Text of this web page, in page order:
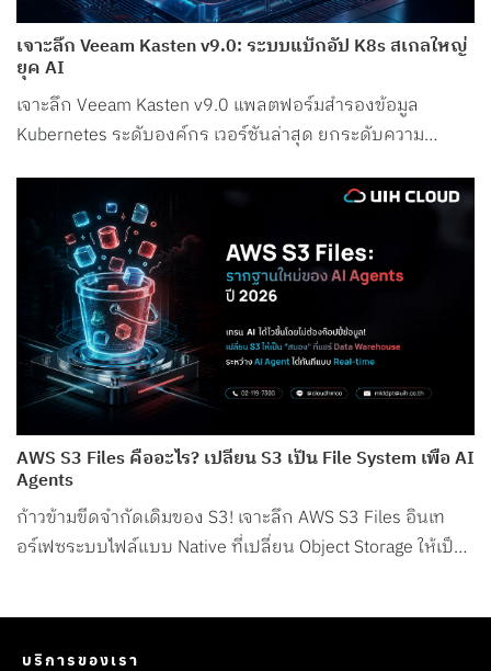
เจาะลึก Veeam Kasten v9.0: ระบบแบ็กอัป K8s สเกลใหญ่
ยุค AI
เจาะลึก Veeam Kasten v9.0 แพลตฟอร์มสำรองข้อมูล
Kubernetes ระดับองค์กร เวอร์ชันล่าสุด ยกระดับความ
AWS S3 Files คืออะไร? เปลี่ยน S3 เป็น File System เพื่อ AI
Agents
ก้าวข้ามขีดจำกัดเดิมของ S3! เจาะลึก AWS S3 Files อินเท
อร์เฟซระบบไฟล์แบบ Native ที่เปลี่ยน Object Storage ให้เป็น
บริการของเรา